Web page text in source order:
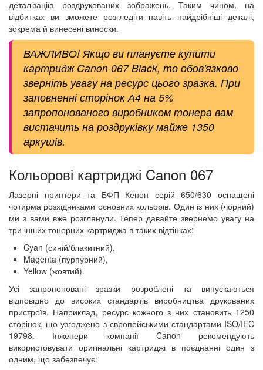
деталізацію роздрукованих зображень. Таким чином, на
відбитках ви зможете розгледіти навіть найдрібніші деталі,
зокрема й винесені виноски.
ВАЖЛИВО! Якщо ви плануєте купити
картридж Canon 067 Black, то обов'язково
зверніть увагу на ресурс цього зразка. При
заповненні сторінок А4 на 5%
запропонованого виробником тонера вам
вистачить на роздруківку майже 1350
аркушів.
Кольорові картриджі Canon 067
Лазерні принтери та БФП Кенон серій 650/630 оснащені
чотирма розхідниками основних кольорів. Один із них (чорний)
ми з вами вже розглянули. Тепер давайте звернемо увагу на
три інших тонерних картриджа в таких відтінках:
Cyan (синій/блакитний),
Magenta (пурпурний),
Yellow (жовтий).
Усі запропоновані зразки розроблені та випускаються
відповідно до високих стандартів виробництва друкованих
пристроїв. Наприклад, ресурс кожного з них становить 1250
сторінок, що узгоджено з європейськими стандартами ISO/IEC
19798. Інженери компанії Canon рекомендують
використовувати оригінальні картриджі в поєднанні один з
одним, що забезпечує: